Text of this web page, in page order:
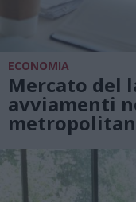
ECONOMIA
Mercato del
avviamenti